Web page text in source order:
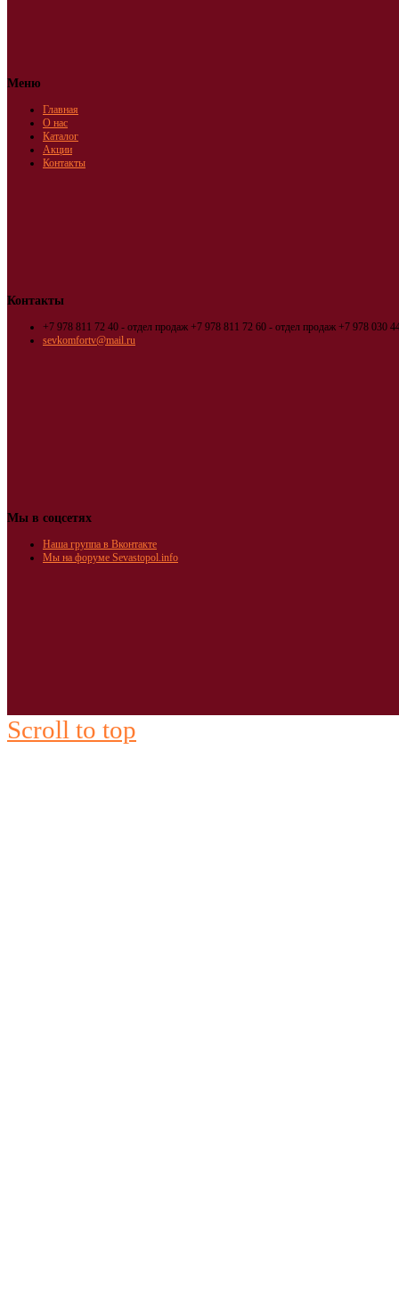
Меню
Главная
О нас
Каталог
Акции
Контакты
Контакты
+7 978 811 72 40 - отдел продаж +7 978 811 72 60 - отдел продаж +7 978 030
sevkomfortv@mail.ru
Мы в соцсетях
Наша группа в Вконтакте
Мы на форуме Sevastopol.info
Scroll to top